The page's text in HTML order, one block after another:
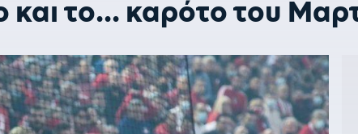
το... καρότο του